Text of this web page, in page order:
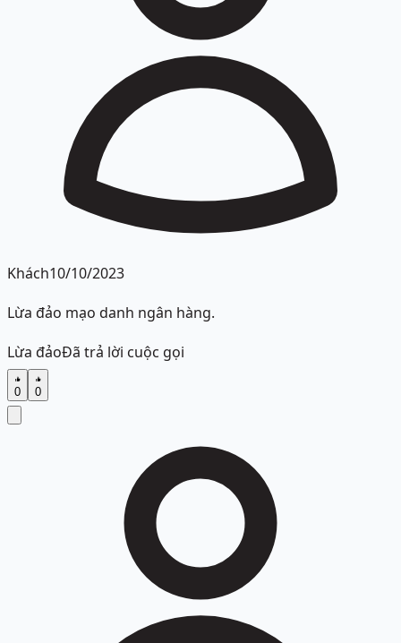
Khách10/10/2023
Lừa đảo mạo danh ngân hàng.
Lừa đảoĐã trả lời cuộc gọi
0 0